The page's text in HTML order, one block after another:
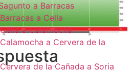
a Barracas
a Cella
a Calamocha
a Cervera de la
de la Cañada a Soria